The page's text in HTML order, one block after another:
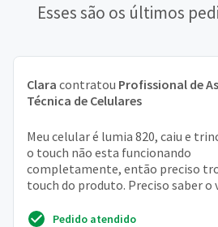
Esses são os últimos
Clara contratou Profissional de
Técnica de Celulares
Meu celular é lumia 820, caiu e
o touch não esta funcionando
completamente, então preciso
touch do produto. Preciso saber o
Pedido atendido